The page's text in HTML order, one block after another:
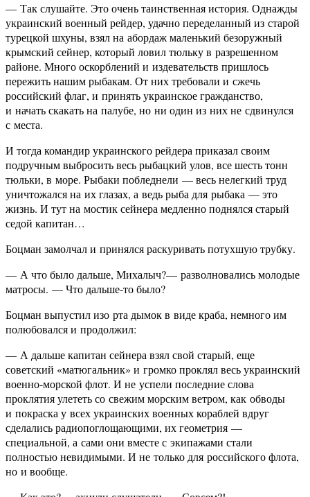
— Так слушайте. Это очень таинственная история. Однажды
украинский военный рейдер, удачно переделанный из старой
турецкой шхуны, взял на абордаж маленький безоружный
крымский сейнер, который ловил тюльку в разрешенном
районе. Много оскорблений и издевательств пришлось
пережить нашим рыбакам. От них требовали и сжечь
российский флаг, и принять украинское гражданство,
и начать скакать на палубе, но ни один из них не сдвинулся
с места.
И тогда командир украинского рейдера приказал своим
подручным выбросить весь рыбацкий улов, все шесть тонн
тюльки, в море. Рыбаки побледнели — весь нелегкий труд
уничтожался на их глазах, а ведь рыба для рыбака — это
жизнь. И тут на мостик сейнера медленно поднялся старый
седой капитан…
Боцман замолчал и принялся раскуривать потухшую трубку.
— А что было дальше, Михалыч?— разволновались молодые
матросы. — Что дальше-то было?
Боцман выпустил изо рта дымок в виде краба, немного им
полюбовался и продолжил:
— А дальше капитан сейнера взял свой старый, еще
советский «матюгальник» и громко проклял весь украинский
военно-морской флот. И не успели последние слова
проклятия улететь со свежим морским ветром, как обводы
и покраска у всех украинских военных кораблей вдруг
сделались радиопоглощающими, их геометрия —
специальной, а сами они вместе с экипажами стали
полностью невидимыми. И не только для российского флота,
но и вообще.